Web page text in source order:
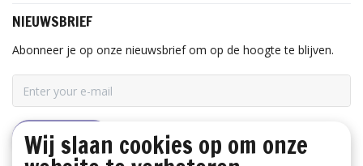
NIEUWSBRIEF
Abonneer je op onze nieuwsbrief om op de hoogte te blijven.
ABONNEER
Wij slaan cookies op om onze